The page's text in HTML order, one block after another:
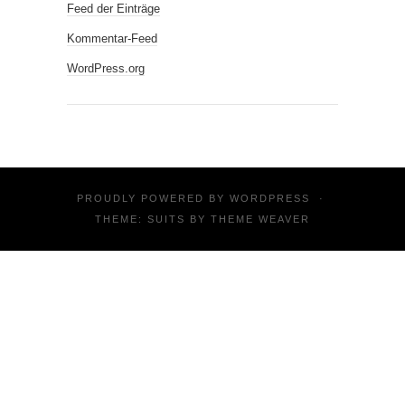
Feed der Einträge
Kommentar-Feed
WordPress.org
PROUDLY POWERED BY WORDPRESS
·
THEME: SUITS BY THEME WEAVER